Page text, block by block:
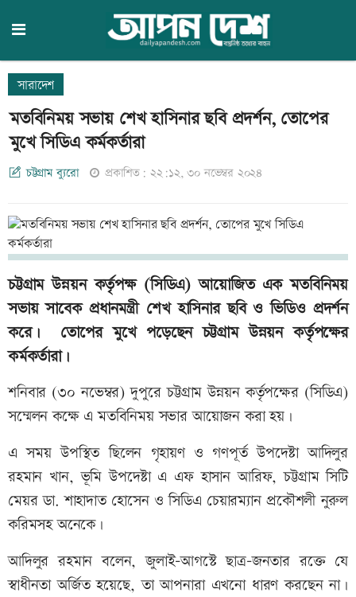
সারাদেশ
মতবিনিময় সভায় শেখ হাসিনার ছবি প্রদর্শন, তোপের
মুখে সিডিএ কর্মকর্তারা
চট্টগ্রাম ব্যুরো প্রকাশিত: ২২:১২, ৩০ নভেম্বর ২০২৪
চট্টগ্রাম উন্নয়ন কর্তৃপক্ষ (সিডিএ) আয়োজিত এক মতবিনিময়
সভায় সাবেক প্রধানমন্ত্রী শেখ হাসিনার ছবি ও ভিডিও প্রদর্শন
করে। তোপের মুখে পড়েছেন চট্টগ্রাম উন্নয়ন কর্তৃপক্ষের
কর্মকর্তারা।
শনিবার (৩০ নভেম্বর) দুপুরে চট্টগ্রাম উন্নয়ন কর্তৃপক্ষের (সিডিএ)
সম্মেলন কক্ষে এ মতবিনিময় সভার আয়োজন করা হয়।
এ সময় উপস্থিত ছিলেন গৃহায়ণ ও গণপূর্ত উপদেষ্টা আদিলুর
রহমান খান, ভূমি উপদেষ্টা এ এফ হাসান আরিফ, চট্টগ্রাম সিটি
মেয়র ডা. শাহাদাত হোসেন ও সিডিএ চেয়ারম্যান প্রকৌশলী নুরুল
করিমসহ অনেকে।
আদিলুর রহমান বলেন, জুলাই-আগস্টে ছাত্র-জনতার রক্তে যে
স্বাধীনতা অর্জিত হয়েছে, তা আপনারা এখনো ধারণ করছেন না।